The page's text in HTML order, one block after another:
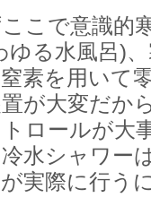
ここで意識的
ゆる水風呂)
素を用いて
が大変だか
ロールが大
水シャワー
実際に行う